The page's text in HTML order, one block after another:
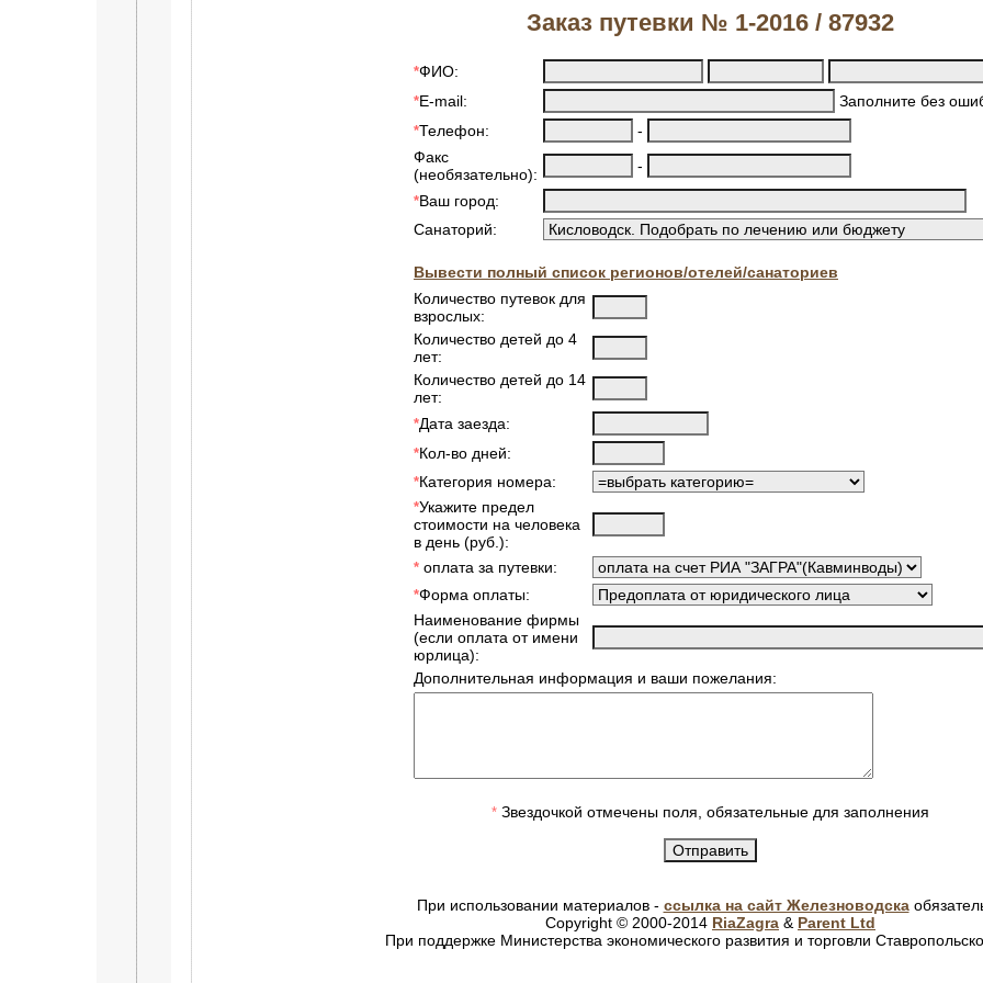
Заказ путевки № 1-2016 / 87932
*ФИО:
*E-mail: Заполните без
*Телефон:
-
Факс
(необязательно):
-
*Ваш город:
Санаторий:
Вывести полный список регионов/отелей/санаториев
Количество путевок для
взрослых:
Количество детей до 4
лет:
Количество детей до 14
лет:
*Дата заезда:
*Кол-во дней:
*Категория номера:
*Укажите предел
стоимости на человека
в день (руб.):
* оплата за путевки:
*Форма оплаты:
Наименование фирмы
(если оплата от имени
юрлица):
Дополнительная информация и ваши пожелания:
* Звездочкой отмечены поля, обязательные для заполнения
При использовании материалов - ссылка на сайт Железноводска
Copyright © 2000-2014 RiaZagra & Parent Ltd
При поддержке Министерства экономического развития и торговли